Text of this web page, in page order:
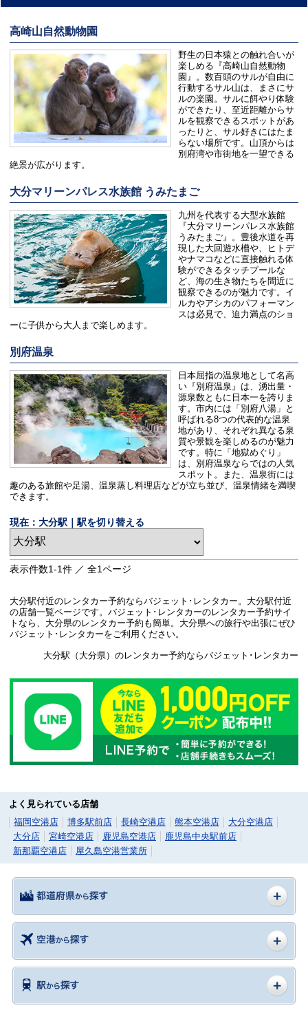
高崎山自然動物園
野生の日本猿との触れ合いが
楽しめる『高崎山自然動物
園』。数百頭のサルが自由に
行動するサル山は、まさにサ
ルの楽園。サルに餌やり体験
ができたり、至近距離からサ
ルを観察できるスポットがあ
ったりと、サル好きにはたま
らない場所です。山頂からは
別府湾や市街地を一望できる
絶景が広がります。
大分マリーンパレス水族館 うみたまご
九州を代表する大型水族館
『大分マリーンパレス水族館
うみたまご』。豊後水道を再
現した大回遊水槽や、ヒトデ
やナマコなどに直接触れる体
験ができるタッチプールな
ど、海の生き物たちを間近に
観察できるのが魅力です。イ
ルカやアシカのパフォーマン
スは必見で、迫力満点のショ
ーに子供から大人まで楽しめます。
別府温泉
日本屈指の温泉地として名高
い『別府温泉』は、湧出量・
源泉数ともに日本一を誇りま
す。市内には「別府八湯」と
呼ばれる8つの代表的な温泉
地があり、それぞれ異なる泉
質や景観を楽しめるのが魅力
です。特に「地獄めぐり」
は、別府温泉ならではの人気
スポット。また、温泉街には
趣のある旅館や足湯、温泉蒸し料理店などが立ち並び、温泉情緒を満喫
できます。
現在：大分駅｜駅を切り替える
表示件数1-1件 ／ 全1ページ
大分駅付近のレンタカー予約ならバジェット･レンタカー。大分駅付近
の店舗一覧ページです。バジェット･レンタカーのレンタカー予約サイ
トなら、大分県のレンタカー予約も簡単。大分県への旅行や出張にぜひ
バジェット･レンタカーをご利用ください。
大分駅（大分県）のレンタカー予約ならバジェット･レンタカー
よく見られている店舗
福岡空港店
博多駅前店 長崎空港店 熊本空港店
大分空港店
大分店
宮崎空港店 鹿児島空港店
鹿児島中央駅前店
新那覇空港店
屋久島空港営業所